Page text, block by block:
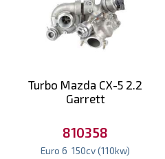
Turbo Mazda CX-5 2.2
Garrett
810358
Euro 6 150cv(110kw)